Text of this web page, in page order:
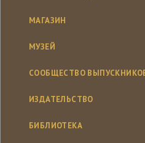
МАГАЗИН
МУЗЕЙ
СООБЩЕСТВО
ИЗДАТЕЛЬСТВО
БИБЛИОТЕКА